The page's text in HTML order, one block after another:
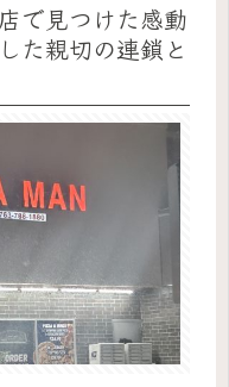
で見つけた感動
た親切の連鎖と